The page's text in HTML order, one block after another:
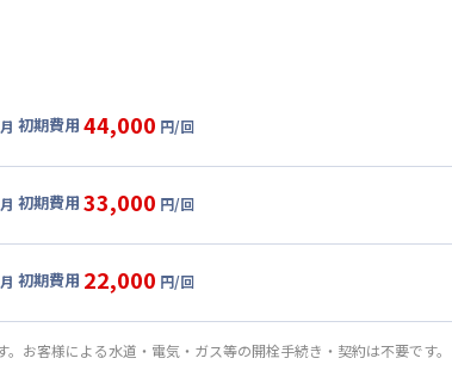
初期費用 44,000 円/回
円/日)
日) ※賃料に含める
(税抜)
(1,250円/日)
初期費用 33,000 円/回
円/日)
日) ※賃料に含める
(税抜)
初期費用 22,000 円/回
) お客様による水道・電気・ガス等の開栓手続き・契約は不要です。